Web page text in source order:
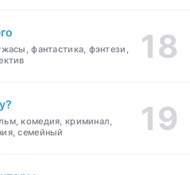
фантастика, фэнтези,
комедия, криминал,
семейный